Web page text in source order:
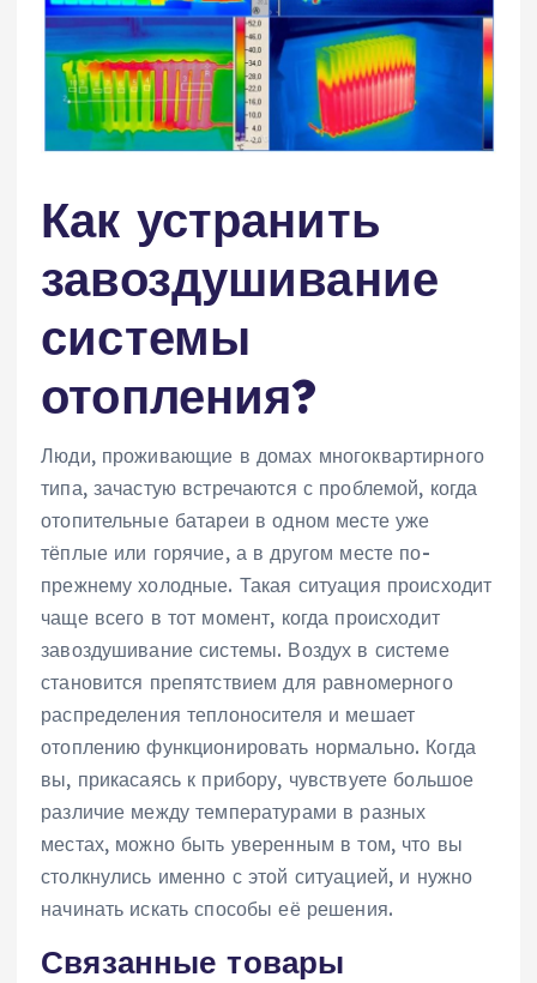
Как устранить
завоздушивание
системы
отопления?
Люди, проживающие в домах многоквартирного
типа, зачастую встречаются с проблемой, когда
отопительные батареи в одном месте уже
тёплые или горячие, а в другом месте по-
прежнему холодные. Такая ситуация происходит
чаще всего в тот момент, когда происходит
завоздушивание системы. Воздух в системе
становится препятствием для равномерного
распределения теплоносителя и мешает
отоплению функционировать нормально. Когда
вы, прикасаясь к прибору, чувствуете большое
различие между температурами в разных
местах, можно быть уверенным в том, что вы
столкнулись именно с этой ситуацией, и нужно
начинать искать способы её решения.
Связанные товары